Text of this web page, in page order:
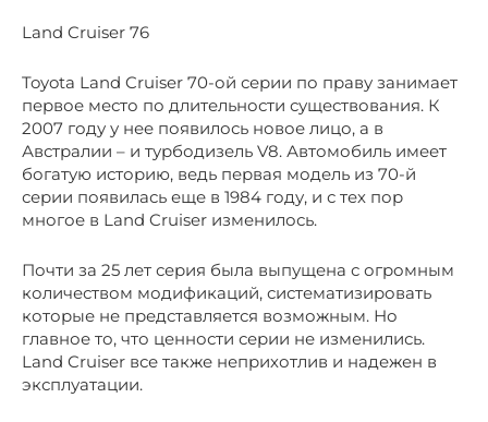
Land Cruiser 76
Toyota Land Cruiser 70-ой серии по праву занимает
первое место по длительности существования. К
2007 году у нее появилось новое лицо, а в
Австралии – и турбодизель V8. Автомобиль имеет
богатую историю, ведь первая модель из 70-й
серии появилась еще в 1984 году, и с тех пор
многое в Land Cruiser изменилось.
Почти за 25 лет серия была выпущена с огромным
количеством модификаций, систематизировать
которые не представляется возможным. Но
главное то, что ценности серии не изменились.
Land Cruiser все также неприхотлив и надежен в
эксплуатации.